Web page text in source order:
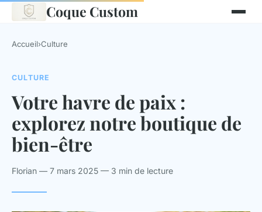
Coque Custom
Accueil›Culture
CULTURE
Votre havre de paix :
explorez notre boutique de
bien-être
Florian — 7 mars 2025 — 3 min de lecture